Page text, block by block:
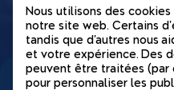
Nous utilisons des
notre site web. Certains
tandis que d'autres nous
et votre expérience. Des
peuvent être traitées (par
pour personnaliser les